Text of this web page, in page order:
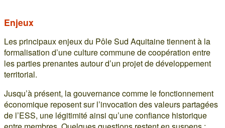
Enjeux
Les principaux enjeux du Pôle Sud Aquitaine tiennent à la
formalisation d’une culture commune de coopération entre
les parties prenantes autour d’un projet de développement
territorial.
Jusqu’à présent, la gouvernance comme le fonctionnement
économique reposent sur l’invocation des valeurs partagées
de l’ESS, une légitimité ainsi qu’une confiance historique